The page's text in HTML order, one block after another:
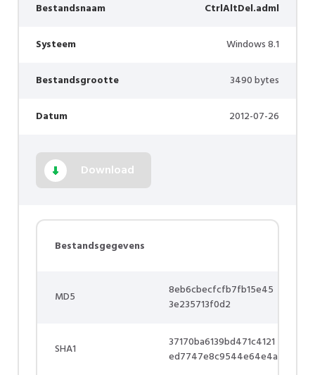
Bestandsnaam CtrlAltDel.adml
Systeem Windows 8.1
Bestandsgrootte 3490 bytes
Datum 2012-07-26
Download
Bestandsgegevens
MD5
8eb6cbecfcfb7fb15e45
3e235713f0d2
SHA1
37170ba6139bd471c4121
ed7747e8c9544e64e4a